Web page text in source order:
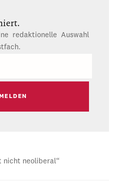
redaktionelle Auswahl
nicht neoliberal“